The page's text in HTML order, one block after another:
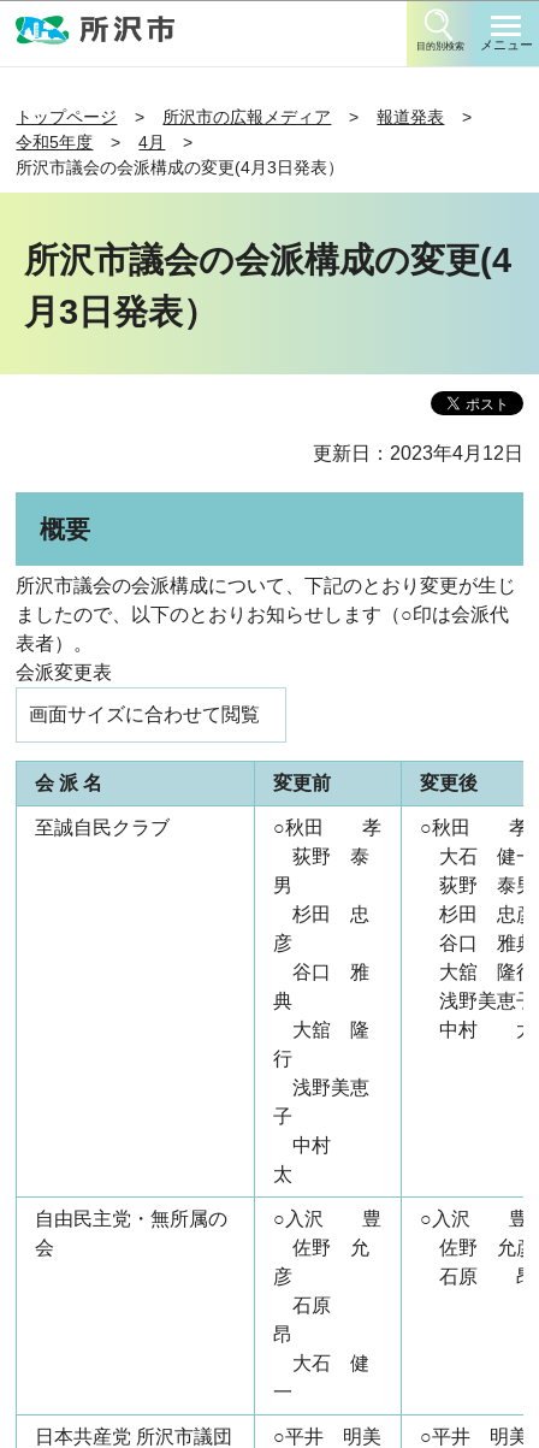
目的別検索 メニュー
トップページ 所沢市の広報メディア
報道発表
令和5年度
4月
所沢市議会の会派構成の変更(4月3日発表）
所沢市議会の会派構成の変更(4
月3日発表）
更新日：2023年4月12日
概要
所沢市議会の会派構成について、下記のとおり変更が生じ
ましたので、以下のとおりお知らせします（○印は会派代
表者）。
会派変更表
画面サイズに合わせて閲覧
会 派 名 変更前 変更後
至誠自民クラブ
○秋田 孝
荻野 泰
男
杉田 忠
彦
谷口 雅
典
大舘 隆
行
浅野美恵
子
中村
太
○秋田 孝
大石 健一
荻野 泰男
杉田 忠彦
谷口 雅典
大舘 隆行
浅野美恵子
中村 太
自由民主党・無所属の
会
○入沢 豊
佐野 允
彦
石原
昂
大石 健
一
○入沢 豊
佐野 允彦
石原 昂
日本共産党 所沢市議団
○平井 明美
○平井 明美